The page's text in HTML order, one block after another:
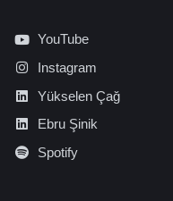
YouTube
Instagram
Yükselen Çağ
Ebru Şinik
Spotify